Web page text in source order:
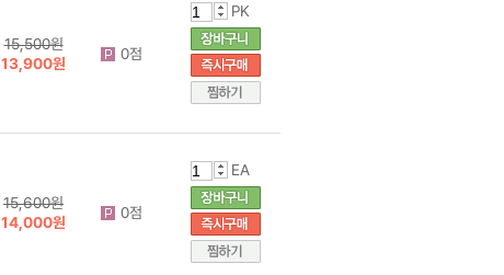
15,500원
13,900원
0점
PK
15,600원
14,000원
0점
EA